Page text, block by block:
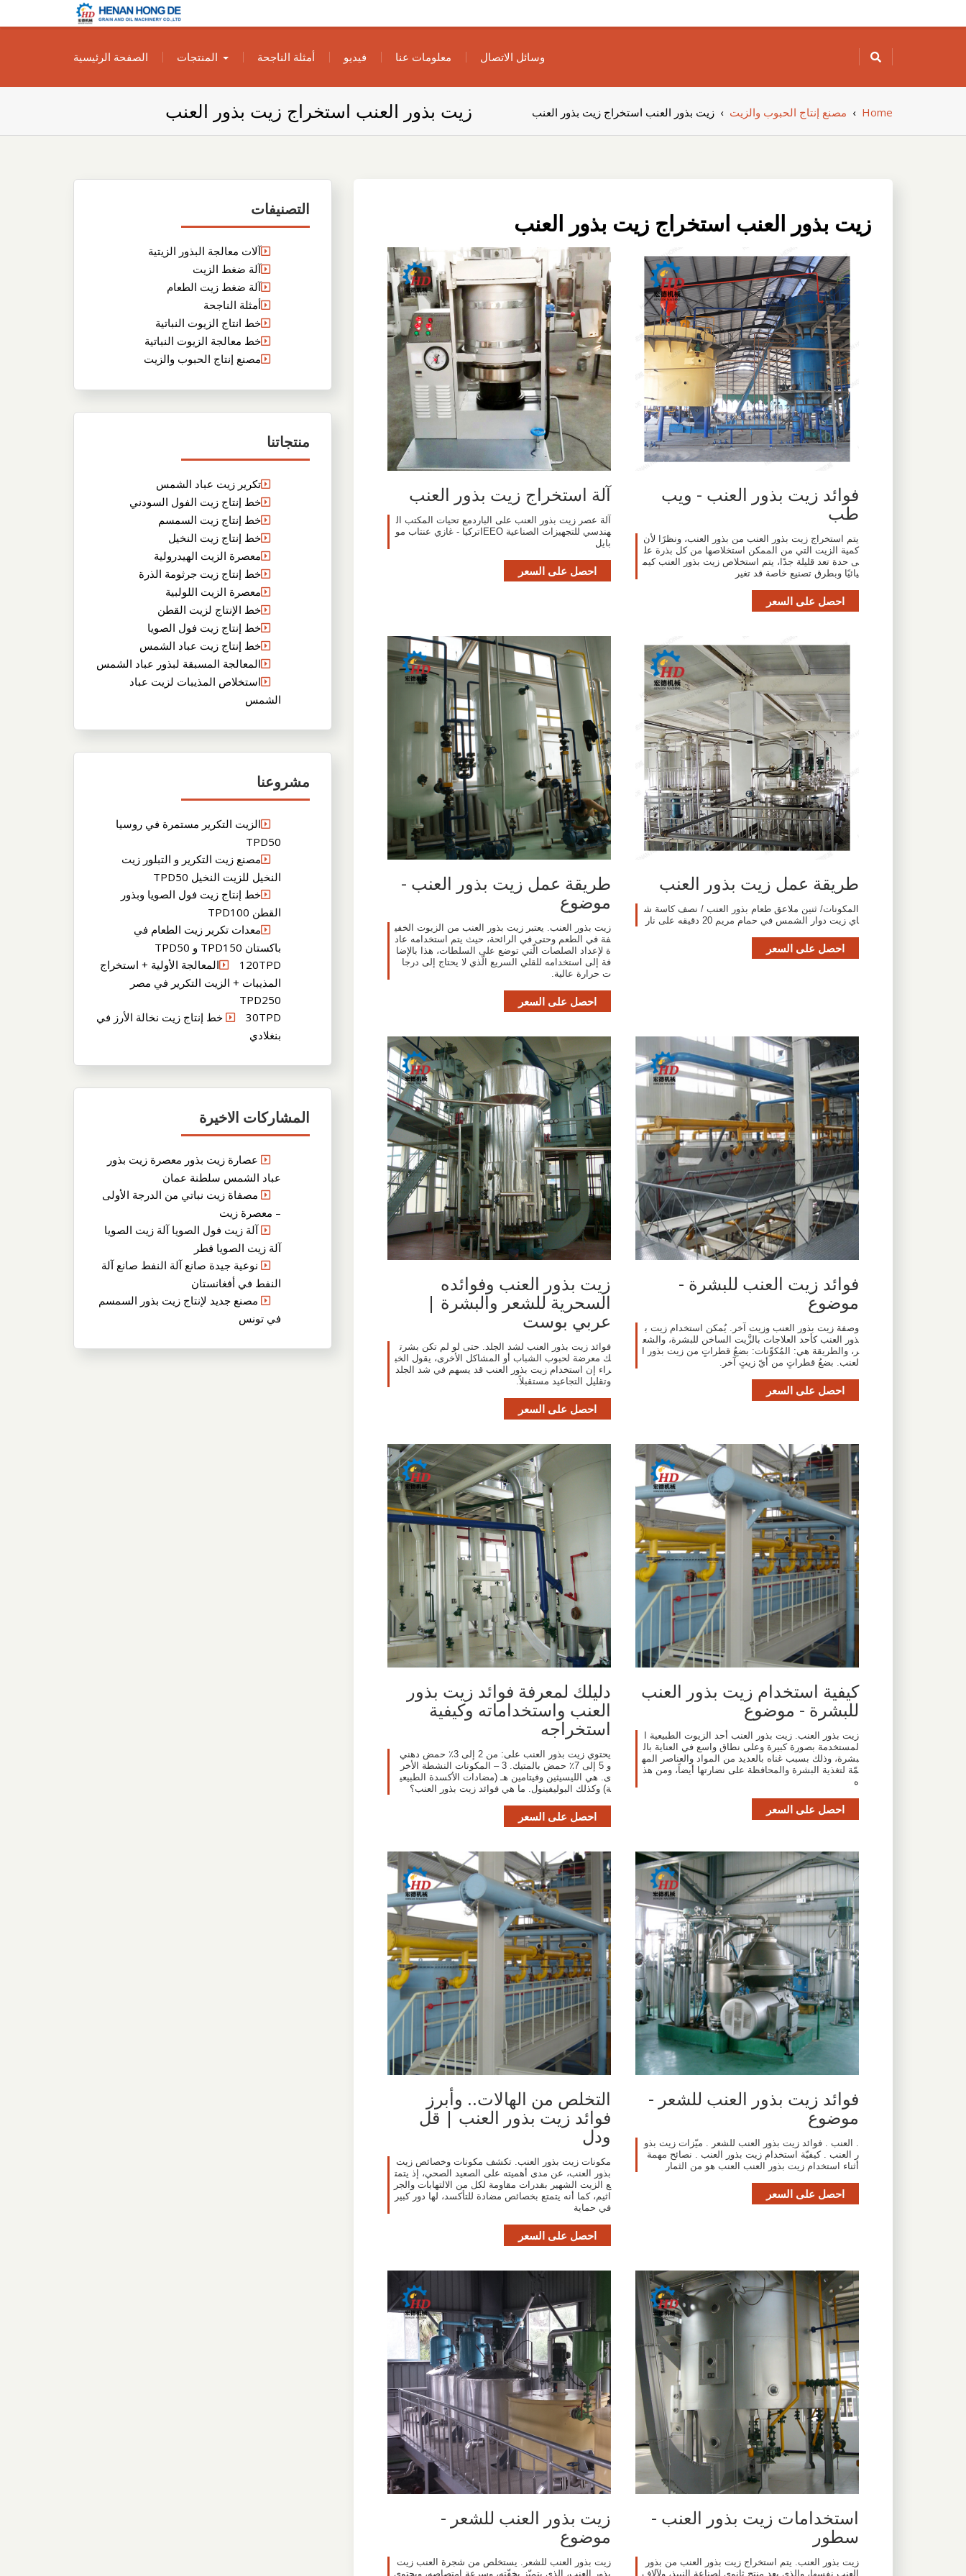
to
الزيوت النباتية
الخاص بك
الصفحة الرئيسية
المنتجات أمثلة الناجحة فيديو معلومات عنا وسائل الاتصال
زيت بذور العنب استخراج زيت بذور العنب Home
› مصنع إنتاج الحبوب والزيت › زيت بذور العنب استخراج زيت بذور العنب
التصنيفات
آلات معالجة البذور الزيتية
آلة ضغط الزيت
آلة ضغط زيت الطعام
أمثلة الناجحة
خط انتاج الزيوت النباتية
خط معالجة الزيوت النباتية
مصنع إنتاج الحبوب والزيت
منتجاتنا
تكرير زيت عباد الشمس
خط إنتاج زيت الفول السودني
خط إنتاج زيت السمسم
خط إنتاج زيت النخيل
معصرة الزيت الهيدرولية
خط إنتاج زيت جرثومة الذرة
معصرة الزيت اللولبية
خط الإنتاج لزيت القطن
خط إنتاج زيت فول الصويا
خط إنتاج زيت عباد الشمس
المعالجة المسبقة لبذور عباد الشمس
استخلاص المذيبات لزيت عباد
الشمس
مشروعنا
الزيت التكرير مستمرة في روسيا
TPD50
مصنع زيت التكرير و التبلور زيت
النخيل للزيت النخيل TPD50
خط إنتاج زيت فول الصويا وبذور
القطن TPD100
معدات تكرير زيت الطعام في
باكستان TPD150 و TPD50
120TPDالمعالجة الأولية + استخراج
المذيبات + الزيت التكرير في مصر
TPD250
30TPD خط إنتاج زيت نخالة الأرز في
بنغلادي
المشاركات الاخيرة
عصارة زيت بذور معصرة زيت بذور
عباد الشمس سلطنة عمان
مصفاة زيت نباتي من الدرجة الأولى
– معصرة زيت
آلة زيت فول الصويا آلة زيت الصويا
آلة زيت الصويا قطر
نوعية جيدة صانع آلة النفط صانع آلة
النفط في أفغانستان
مصنع جديد لإنتاج زيت بذور السمسم
في تونس
زيت بذور العنب استخراج زيت بذور العنب
فوائد زيت بذور العنب - ويب
طب
يتم استخراج زيت بذور العنب من بذور العنب، ونظرًا لأن
كمية الزيت التي من الممكن استخلاصها من كل بذرة عل
ى حدة تعد قليلة جدًا، يتم استخلاص زيت بذور العنب كيم
يائيًا وبطرق تصنيع خاصة قد تغير
احصل على السعر
آلة استخراج زيت بذور العنب
آلة عصر زيت بذور العنب على الباردمع تحيات المكتب ال
هندسي للتجهيزات الصناعية IEEOتركيا - غازي عنتاب مو
بايل
احصل على السعر
طريقة عمل زيت بذور العنب
المكونات/ ثنين ملاعق طعام بذور العنب / نصف كاسة ش
اي زيت دوار الشمس في حمام مريم 20 دقيقه على نار
احصل على السعر
طريقة عمل زيت بذور العنب -
موضوع
زيت بذور العنب. يعتبر زيت بذور العنب من الزيوت الخفي
فة في الطعم وحتى في الرائحة، حيث يتم استخدامه عاد
ة لإعداد الصلصات الّتي توضع على السلطات، هذا بالإضا
فة إلى استخدامه للقلي السريع الّذي لا يحتاج إلى درجا
ت حرارة عالية.
احصل على السعر
فوائد زيت العنب للبشرة -
موضوع
وصفة زيت بذور العنب وزيت آخر. يُمكن استخدام زيت ب
ذور العنب كأحد العلاجات بالزَّيت الساخن للبشرة، والشع
ر، والطريقة هي: المُكوِّنات: بضعُ قطراتٍ من زيت بذور ا
لعنب. بضعُ قطراتٍ من أيّ زيتٍ آخر.
احصل على السعر
زيت بذور العنب وفوائده
السحرية للشعر والبشرة |
عربي بوست
فوائد زيت بذور العنب لشد الجلد. حتى لو لم تكن بشرت
ك معرضة لحبوب الشباب أو المشاكل الأخرى، يقول الخب
راء إن استخدام زيت بذور العنب قد يسهم في شد الجلد
وتقليل التجاعيد مستقبلاً.
احصل على السعر
كيفية استخدام زيت بذور العنب
للبشرة - موضوع
زيت بذور العنب. زيت بذور العنب أحد الزيوت الطبيعية ا
لمستخدمة بصورة كبيرة وعلى نطاق واسع في العناية بال
بشرة، وذلك بسبب غناه بالعديد من المواد والعناصر المه
مّة لتغذية البشرة والمحافظة على نضارتها أيضاً، ومن هذ
ه
احصل على السعر
دليلك لمعرفة فوائد زيت بذور
العنب واستخداماته وكيفية
استخراجه
يحتوي زيت بذور العنب على: من 2 إلى 3٪ حمض دهني
و 5 إلى 7٪ حمض بالمتيك. 3 – المكونات النشطة الأخر
ى. هي الليسيثين وفيتامين هـ (مضادات الأكسدة الطبيعي
ة) وكذلك البوليفينول. ما هي فوائد زيت بذور العنب؟
احصل على السعر
فوائد زيت بذور العنب للشعر -
موضوع
. العنب . فوائد زيت بذور العنب للشعر . ميّزات زيت بذو
ر العنب . كيفيّة استخدام زيت بذور العنب . نصائح مهمة
أثناء استخدام زيت بذور العنب العنب هو من الثمار
احصل على السعر
التخلص من الهالات.. وأبرز
فوائد زيت بذور العنب | قل
ودل
مكونات زيت بذور العنب. تكشف مكونات وخصائص زيت
بذور العنب، عن مدى أهميته على الصعيد الصحي، إذ يتمت
ع الزيت الشهير بقدرات مقاومة لكل من الالتهابات والجر
اثيم، كما أنه يتمتع بخصائص مضادة للتأكسد، لها دور كبير
في حماية
احصل على السعر
استخدامات زيت بذور العنب -
سطور
زيت بذور العنب. يتم استخراج زيت بذور العنب من بذور
العنب نفسها، والذي يعد منتج ثانوي لصناعة النبيذ، ولآلاف
زيت بذور العنب للشعر -
موضوع
زيت بذور العنب للشعر. يستخلص من شجرة العنب زيت
بذور العنب، الذي يتميّز بخفّته، وسرعة امتصاصه، ويحتوي